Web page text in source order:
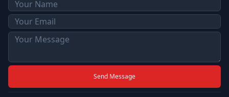
Send Message